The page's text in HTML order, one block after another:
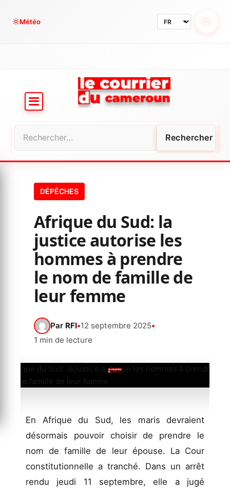
Météo
DÉPÊCHES
Afrique du Sud: la
justice autorise les
hommes à prendre
le nom de famille de
leur femme
Par RFI•12 septembre 2025•
1 min de lecture
En Afrique du Sud, les maris devraient
désormais pouvoir choisir de prendre le
nom de famille de leur épouse. La Cour
constitutionnelle a tranché. Dans un arrêt
rendu jeudi 11 septembre, elle a jugé